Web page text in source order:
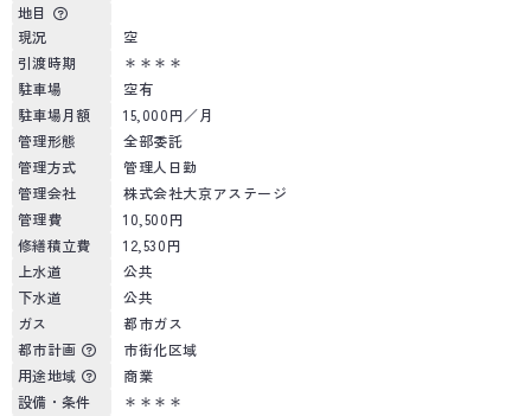
地目
現況
空
引渡時期
＊＊＊＊
駐車場
空有
駐車場月額
15,000円／月
管理形態
全部委託
管理方式
管理人日勤
管理会社
株式会社大京アステージ
管理費
10,500円
修繕積立費
12,530円
上水道
公共
下水道
公共
ガス
都市ガス
都市計画
市街化区域
用途地域
商業
設備・条件
＊＊＊＊